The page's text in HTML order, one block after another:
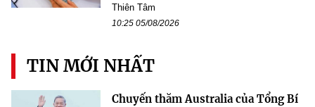
Thiên Tâm
10:25 05/08/2026
TIN MỚI NHẤT
Chuyến thăm Australia của Tổng Bí